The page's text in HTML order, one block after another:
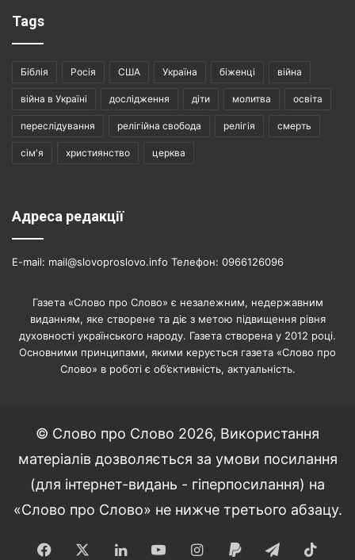
Tags
Біблія Росія США Україна біженці війна
війна в Україні дослідження діти молитва освіта
переслідування релігійна свобода релігія смерть
сім'я християнство церква
Адреса редакції
E-mail: mail@slovoproslovo.info Телефон: 0966126096
Газета «Слово про Слово» є незалежним, недержавним
виданням, яке створене та діє з метою підвищення рівня
духовності українського народу. Газета створена у 2012 році.
Основними принципами, якими керується газета «Слово про
Слово» в роботі є об’єктивність, актуальність.
© Слово про Слово 2026, Використання
матеріалів дозволяється за умови посилання
(для інтернет-видань - гіперпосилання) на
«Слово про Слово» не нижче третього абзацу.
Facebook LinkedInYouTubeInstagram
Paypal Telegram